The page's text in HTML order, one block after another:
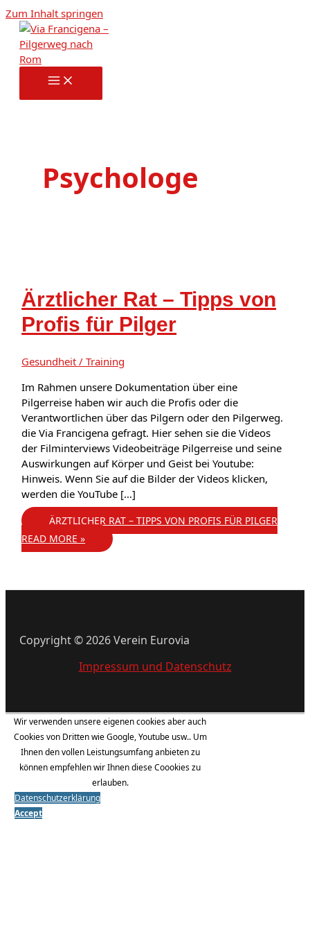
Zum Inhalt springen
Psychologe
Ärztlicher Rat – Tipps von
Profis für Pilger
Gesundheit / Training
Im Rahmen unsere Dokumentation über eine
Pilgerreise haben wir auch die Profis oder die
Verantwortlichen über das Pilgern oder den Pilgerweg.
die Via Francigena gefragt. Hier sehen sie die Videos
der Filminterviews Videobeiträge Pilgerreise und seine
Auswirkungen auf Körper und Geist bei Youtube:
Hinweis. Wenn Sie auf die Bilder der Videos klicken,
werden die YouTube […]
ÄRZTLICHER RAT – TIPPS VON PROFIS FÜR PILGER
READ MORE »
Copyright © 2026 Verein Eurovia
Impressum und Datenschutz
Wir verwenden unsere eigenen cookies aber auch
Cookies von Dritten wie Google, Youtube usw.. Um
Ihnen den vollen Leistungsumfang anbieten zu
können empfehlen wir Ihnen diese Coookies zu
erlauben.
Datenschutzerklärung
Accept